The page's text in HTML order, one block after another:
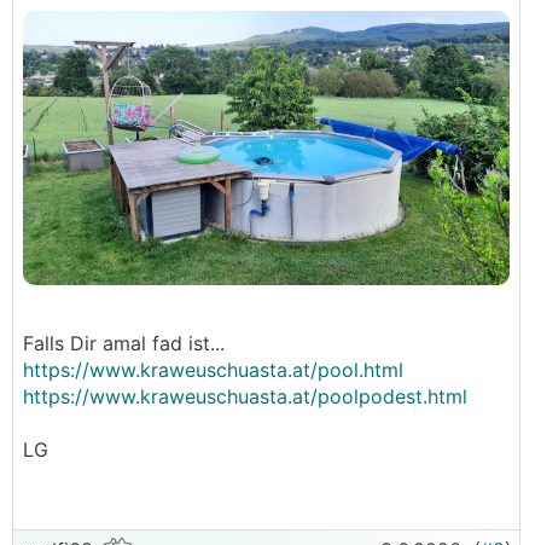
Falls Dir amal fad ist...
https://www.kraweuschuasta.at/pool.html
https://www.kraweuschuasta.at/poolpodest.html
LG